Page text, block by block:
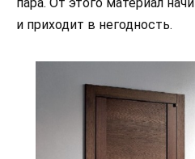
и приходит в негодность.